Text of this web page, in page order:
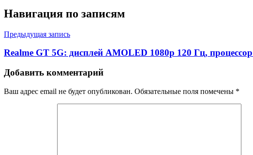
Навигация по записям
Предыдущая запись
Realme GT 5G: дисплей AMOLED 1080p 120 Гц,
Добавить комментарий
Ваш адрес email не будет опубликован. Обязательные поля помечены *